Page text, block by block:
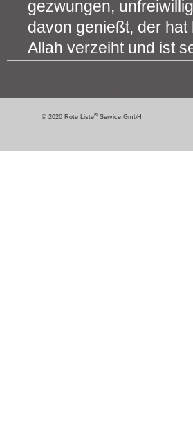
gezwungen,
davon genießt, der
Allah verzeiht und ist
© 2026 Rote Liste® Service GmbH